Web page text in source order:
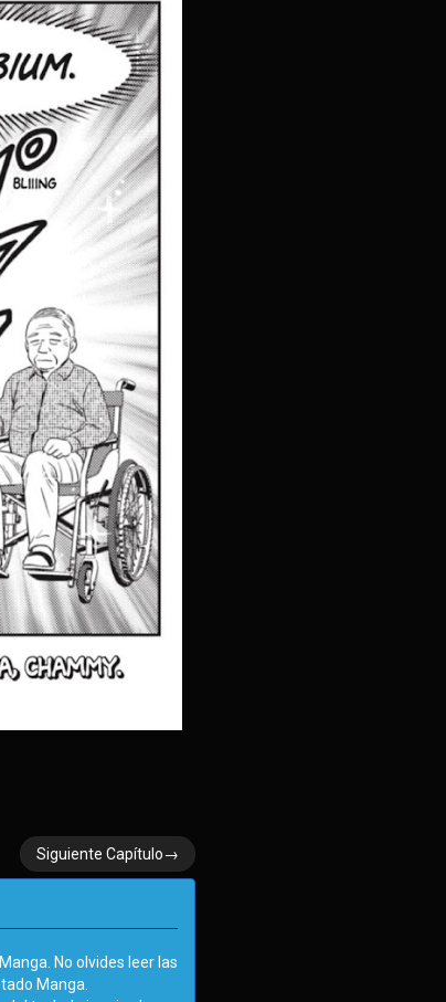
Siguiente Capítulo→
No olvides leer las
Manga.